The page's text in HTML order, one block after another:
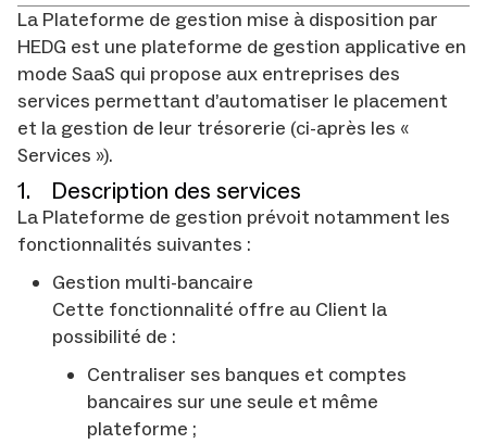
La Plateforme de gestion mise à disposition par
HEDG est une plateforme de gestion applicative en
mode SaaS qui propose aux entreprises des
services permettant d’automatiser le placement
et la gestion de leur trésorerie (ci-après les «
Services »).
1. Description des services
La Plateforme de gestion prévoit notamment les
fonctionnalités suivantes :
Gestion multi-bancaire
Cette fonctionnalité offre au Client la
possibilité de :
Centraliser ses banques et comptes
bancaires sur une seule et même
plateforme ;